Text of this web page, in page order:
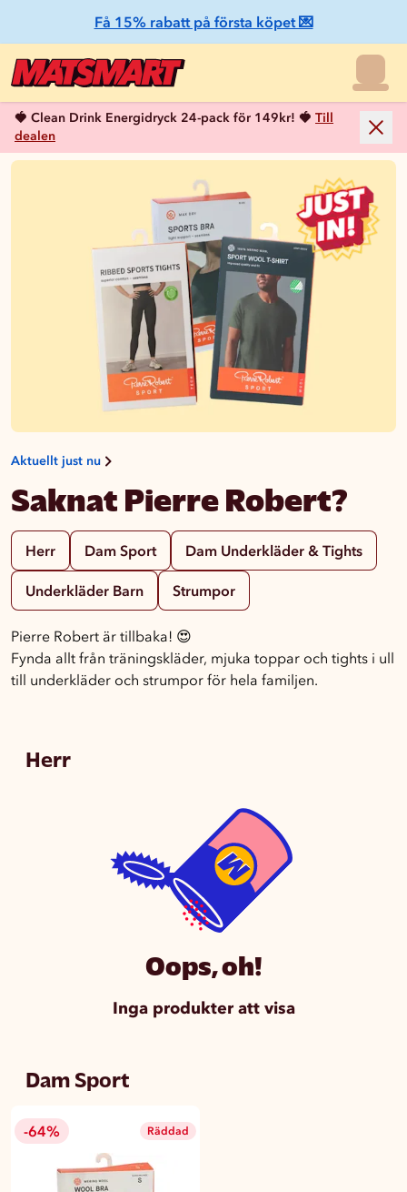
Få 15% rabatt på första köpet 💌
🍓 Clean Drink Energidryck 24-pack för 149kr! 🍓 Till
dealen
Aktuellt just nu
Saknat Pierre Robert?
Herr Dam Sport Dam Underkläder & Tights
Underkläder Barn Strumpor
Pierre Robert är tillbaka! 😍
Fynda allt från träningskläder, mjuka toppar och tights i ull
till underkläder och strumpor för hela familjen.
Herr
Oops, oh!
Inga produkter att visa
Dam Sport
-64% Räddad